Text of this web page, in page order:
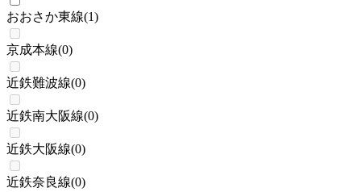
おおさか東線(1)
京成本線(0)
近鉄難波線(0)
近鉄南大阪線(0)
近鉄大阪線(0)
近鉄奈良線(0)